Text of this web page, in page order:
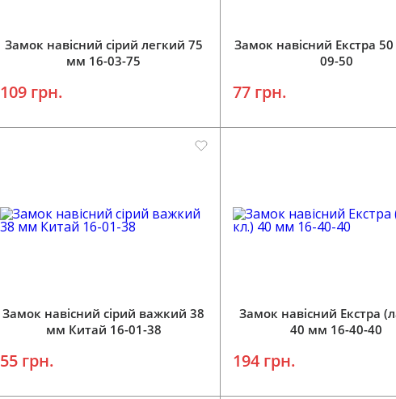
Додати у кошик Додати у кошик
Замок навісний сірий легкий 75
мм 16-03-75
109 грн.
Замок навісний Екстра
09-50
77 грн.
Замок навісний сірий важкий 38
мм Китай 16-01-38
55 грн.
Замок навісний Екстра
40 мм 16-40-40
194 грн.